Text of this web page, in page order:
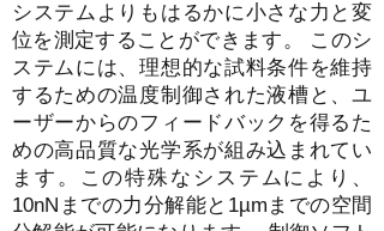
システムよりもはるかに小さな力と変
位を測定することができます。 このシ
ステムには、理想的な試料条件を維持
するための温度制御された液槽と、ユ
ーザーからのフィードバックを得るた
めの高品質な光学系が組み込まれてい
ます。この特殊なシステムにより、
10nNまでの力分解能と1µmまでの空間